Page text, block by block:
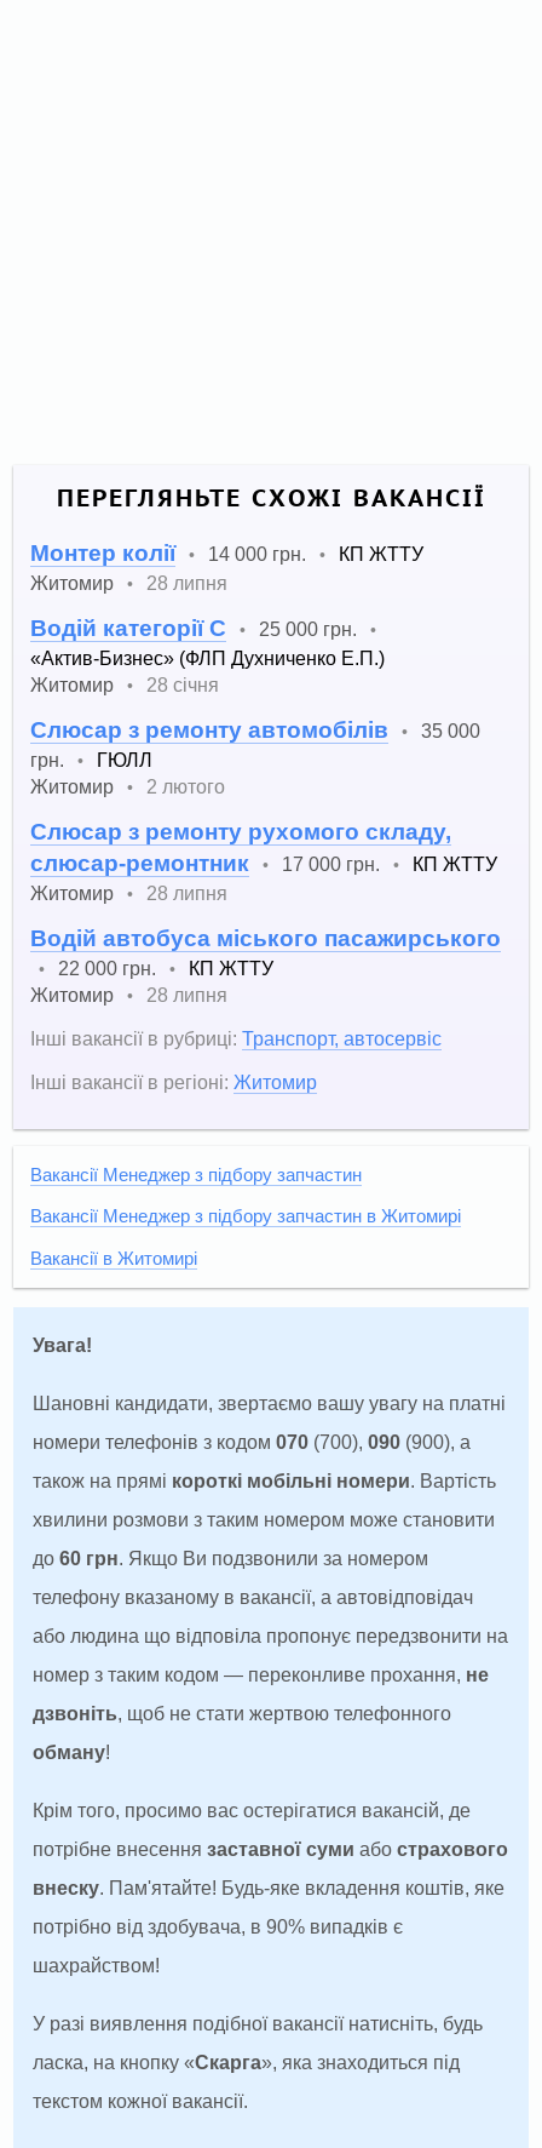
ПЕРЕГЛЯНЬТЕ СХОЖІ ВАКАНСІЇ
Монтер колії • 14 000 грн. •
КП ЖТТУ
Житомир
• 28 липня
Водій категорії С • 25 000 грн. •
«Актив-Бизнес» (ФЛП Духниченко Е.П.)
Житомир
• 28 січня
Слюсар з ремонту автомобілів •
35 000
грн.
•
ГЮЛЛ
Житомир
• 2 лютого
Слюсар з ремонту рухомого складу,
слюсар-ремонтник
• 17 000 грн. •
КП ЖТТУ
Житомир
• 28 липня
Водій автобуса міського пасажирського
• 22 000 грн. •
КП ЖТТУ
Житомир
•
28 липня
Інші вакансії в рубриці: Транспорт, автосервіс
Інші вакансії в регіоні: Житомир
Вакансії Менеджер з підбору запчастин
Вакансії Менеджер з підбору запчастин в Житомирі
Вакансії в Житомирі
Увага!
Шановні кандидати, звертаємо вашу увагу на платні
номери телефонів з кодом070 (700),090 (900), а
також на прямі короткі мобільні номери. Вартість
хвилини розмови з таким номером може становити
до60 грн. Якщо Ви подзвонили за номером
телефону вказаному в вакансії, а автовідповідач
або людина що відповіла пропонує передзвонити на
номер з таким кодом — переконливе прохання, не
дзвоніть, щоб не стати жертвою телефонного
обману!
Крім того, просимо вас остерігатися вакансій, де
потрібне внесеннязаставної суми абострахового
внеску. Пам'ятайте! Будь-яке вкладення коштів, яке
потрібно від здобувача, в 90% випадків є
шахрайством!
У разі виявлення подібної вакансії натисніть, будь
ласка, на кнопку «Скарга», яка знаходиться під
текстом кожної вакансії.